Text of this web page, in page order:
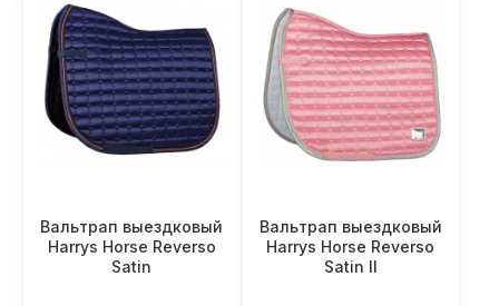
Вальтрап выездковый
Harrys Horse Reverso
Satin
Вальтрап выездковый
Harrys Horse Reverso
Satin II